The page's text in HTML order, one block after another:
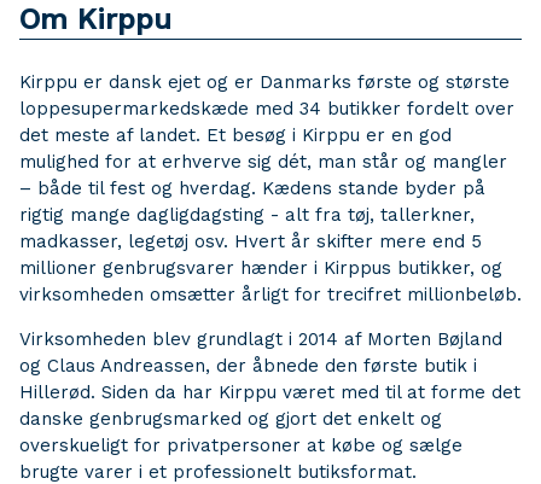
Om Kirppu
Kirppu er dansk ejet og er Danmarks første og største
loppesupermarkedskæde med 34 butikker fordelt over
det meste af landet. Et besøg i Kirppu er en god
mulighed for at erhverve sig dét, man står og mangler
– både til fest og hverdag. Kædens stande byder på
rigtig mange dagligdagsting - alt fra tøj, tallerkner,
madkasser, legetøj osv. Hvert år skifter mere end 5
millioner genbrugsvarer hænder i Kirppus butikker, og
virksomheden omsætter årligt for trecifret millionbeløb.
Virksomheden blev grundlagt i 2014 af Morten Bøjland
og Claus Andreassen, der åbnede den første butik i
Hillerød. Siden da har Kirppu været med til at forme det
danske genbrugsmarked og gjort det enkelt og
overskueligt for privatpersoner at købe og sælge
brugte varer i et professionelt butiksformat.